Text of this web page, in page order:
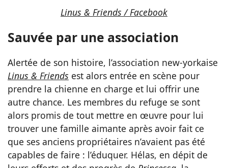
Linus & Friends / Facebook
Sauvée par une association
Alertée de son histoire, l’association new-yorkaise
Linus & Friends est alors entrée en scène pour
prendre la chienne en charge et lui offrir une
autre chance. Les membres du refuge se sont
alors promis de tout mettre en œuvre pour lui
trouver une famille aimante après avoir fait ce
que ses anciens propriétaires n’avaient pas été
capables de faire : l’éduquer. Hélas, en dépit de